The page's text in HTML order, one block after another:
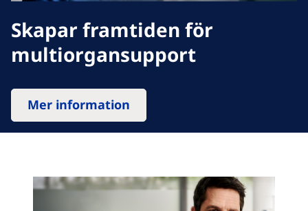
Skapar framtiden för
multiorgansupport
Mer information